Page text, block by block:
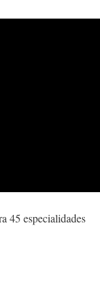
45 especialidades